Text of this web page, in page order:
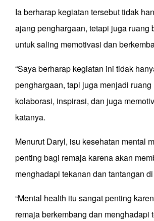
Ia berharap kegiatan tersebut tidak
ajang penghargaan, tetapi juga ruang
untuk saling memotivasi dan
“Saya berharap kegiatan ini tidak
penghargaan, tapi juga menjadi ruang
kolaborasi, inspirasi, dan juga
katanya.
Menurut Daryl, isu kesehatan mental
penting bagi remaja karena akan
menghadapi tekanan dan tantangan
“Mental health itu sangat penting
remaja berkembang dan menghadapi